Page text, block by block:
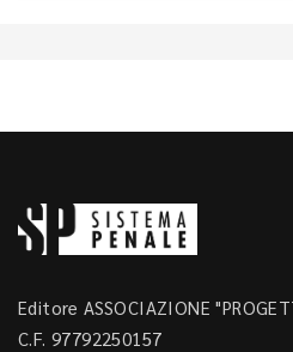
Editore ASSOCIAZIONE
C.F. 97792250157